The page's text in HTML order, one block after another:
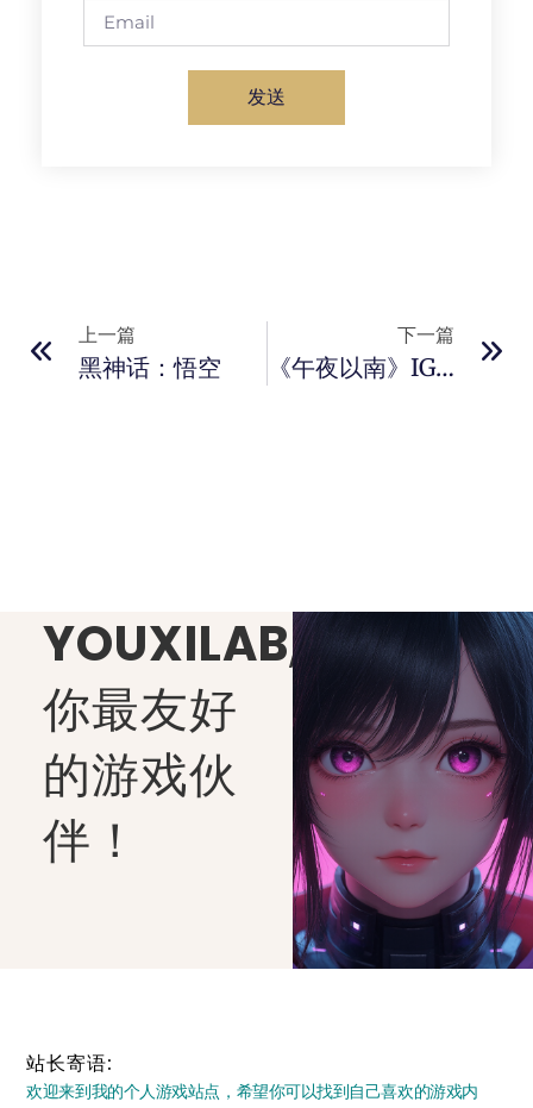
发送
上一篇
黑神话：悟空
下一篇
《午夜以南》IGN评测8分：精致工艺打造独特黑色美学
YOUXILAB,
你最友好
的游戏伙
伴！
站长寄语:
欢迎来到我的个人游戏站点，希望你可以找到自己喜欢的游戏内